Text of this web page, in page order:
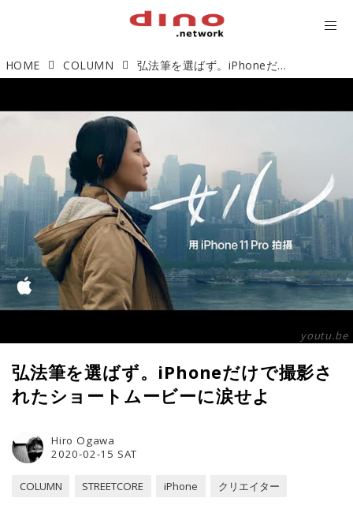
HOME COLUMN 弘法筆を選ばず。iPhoneだけで撮影されたショートムービーに涙せよ
youtu.be
弘法筆を選ばず。iPhoneだけで撮影さ
れたショートムービーに涙せよ
2020-02-15 SAT
Hiro Ogawa
COLUMN STREETCORE iPhone クリエイター